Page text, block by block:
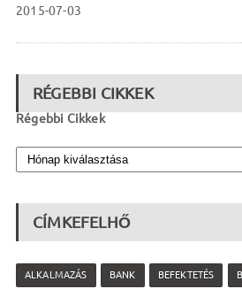
2015-07-03
RÉGEBBI CIKKEK
Régebbi Cikkek
CÍMKEFELHŐ
ALKALMAZÁS BANK BEFEKTETÉS